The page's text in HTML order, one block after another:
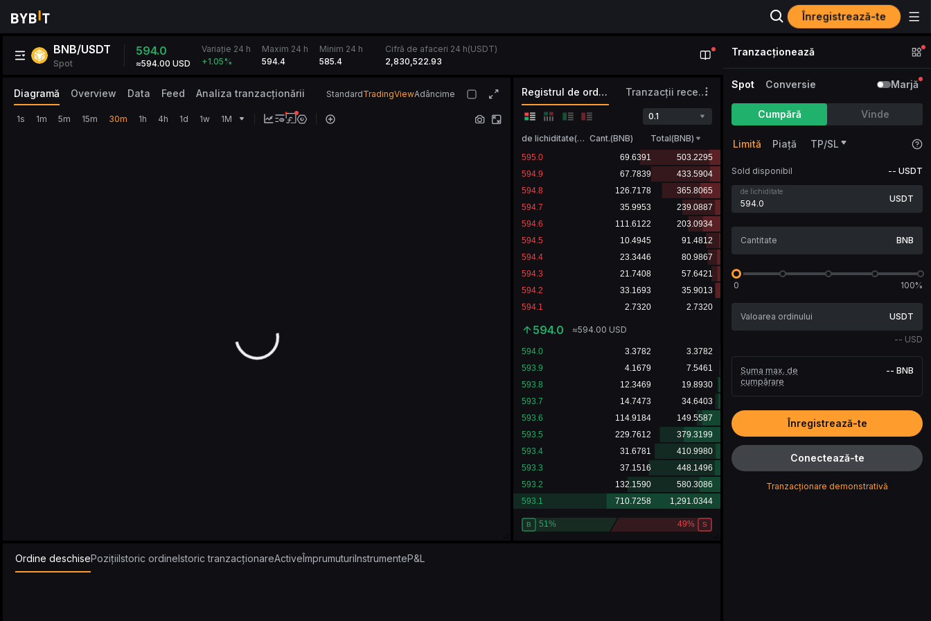
Înregistrează-te
BNB/USDT
Spot
594.0
≈594.00 USD
Variație 24 h
+1.05%
Maxim 24 h
594.4
Minim 24 h
585.4
Cifră de afaceri 24 h(USDT)
2,830,522.93
Diagramă Overview Data Feed Analiza tranzacționării StandardTradingViewAdâncime
1s 1m 5m 15m 30m 1h 4h 1d 1w 1M
Registrul de ordine Tranzacții recente
0.1
de lichiditate(USDT)
Cant.(BNB) Total(BNB)
594.0 ≈594.00 USD
Ordine deschisePozițiiIstoric ordineIstoric tranzacționareActiveÎmprumuturiInstrumenteP&L
Tranzacționează
Spot Conversie Marjă
Cumpără Vinde
Limită Piață TP/SL
Sold disponibil -- USDT
de lichiditate
USDT
BNB
0 100%
USDT
-- USD
Suma max. de
cumpărare
-- BNB
Înregistrează-te
Conectează-te
Tranzacționare demonstrativă